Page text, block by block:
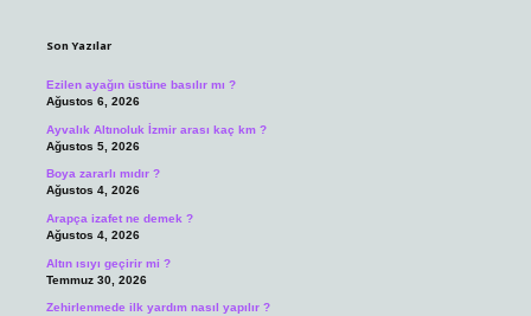
Son Yazılar
Ezilen ayağın üstüne basılır mı ?
Ağustos 6, 2026
Ayvalık Altınoluk İzmir arası kaç km ?
Ağustos 5, 2026
Boya zararlı mıdır ?
Ağustos 4, 2026
Arapça izafet ne demek ?
Ağustos 4, 2026
Altın ısıyı geçirir mi ?
Temmuz 30, 2026
Zehirlenmede ilk yardım nasıl yapılır ?